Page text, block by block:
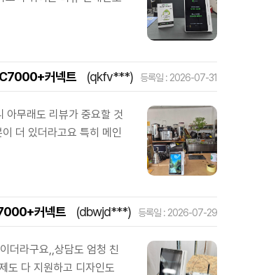
커넥트 (qkfv***) 등록일 : 2026-07-31
아무래도 리뷰가 중요할 것
더 있더라고요 특히 메인
커넥트 (dbwjd***) 등록일 : 2026-07-29
더라구요,,상담도 엄청 친
도 다 지원하고 디자인도